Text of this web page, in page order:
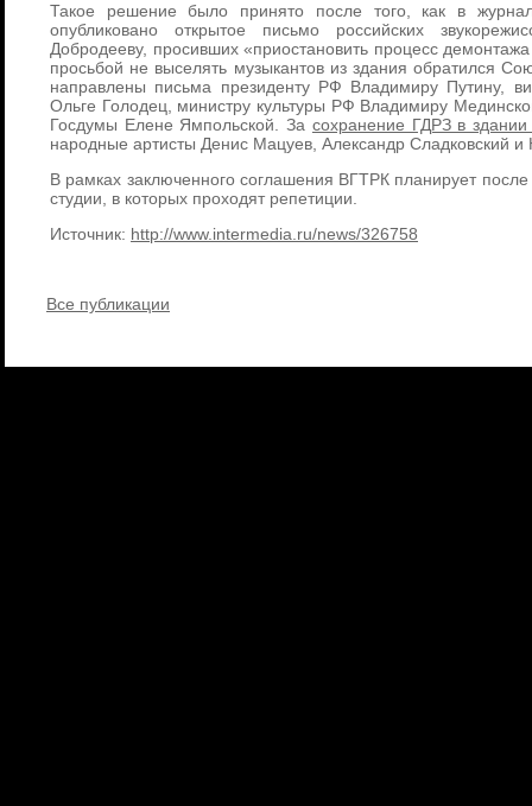
Такое решение было принято после того, как в
опубликовано открытое письмо российских
Добродееву, просивших «приостановить процесс
просьбой не выселять музыкантов из здания обратился
направлены письма президенту РФ Владимиру Путину,
Ольге Голодец, министру культуры РФ Владимиру
Госдумы Елене Ямпольской. За сохранение ГДРЗ в
народные артисты Денис Мацуев, Александр Сладковский
В рамках заключенного соглашения ВГТРК планирует
студии, в которых проходят репетиции.
Источник: http://www.intermedia.ru/news/326758
Все публикации